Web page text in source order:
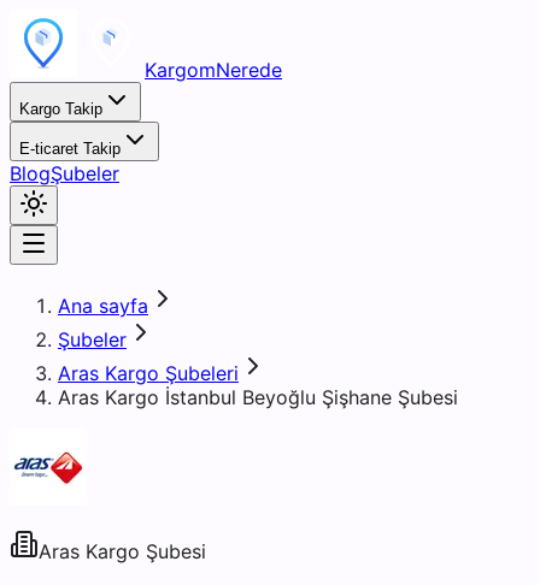
KargomNerede
Kargo Takip
E-ticaret Takip
BlogŞubeler
Ana sayfa
Şubeler
Aras Kargo Şubeleri
Aras Kargo İstanbul Beyoğlu Şişhane Şubesi
Aras Kargo Şubesi